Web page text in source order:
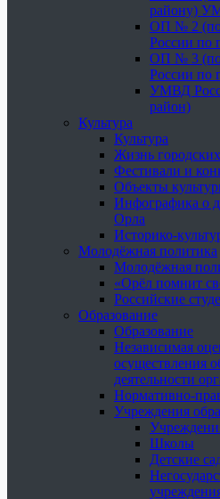
району)
ОП № 2 (по
России по
ОП № 3 (по
России по
УМВД
район)
Культура
Культура
Жизнь
Фестивали и
Объекты
Инфографика о
Орла
Историко-
Молодёжная политика
Молодёжная
«Орёл помнит
Российские
Образование
Образование
Независимая
осуществления
деятельности
Нормативно-
Учреждения
Школы
Детские